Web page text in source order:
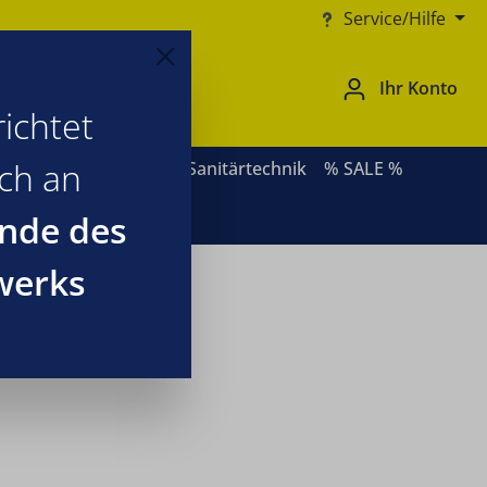
Service/Hilfe
Ihr Konto
Heizsysteme Sanitärtechnik % SALE %
an
des